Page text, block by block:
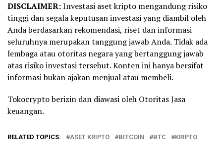
DISCLAIMER:Investasi aset kripto mengandung risiko
tinggi dan segala keputusan investasi yang diambil oleh
Anda berdasarkan rekomendasi, riset dan informasi
seluruhnya merupakan tanggung jawab Anda. Tidak ada
lembaga atau otoritas negara yang bertanggung jawab
atas risiko investasi tersebut. Konten ini hanya bersifat
informasi bukan ajakan menjual atau membeli.
Tokocrypto berizin dan diawasi oleh Otoritas Jasa
keuangan.
RELATED TOPICS: ASET KRIPTO BITCOIN BTC KRIPTO